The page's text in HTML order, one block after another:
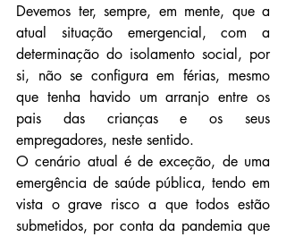
Devemos ter, sempre, em mente, que a
atual situação emergencial, com a
determinação do isolamento social, por
si, não se configura em férias, mesmo
que tenha havido um arranjo entre os
pais das crianças e os seus
empregadores, neste sentido.
O cenário atual é de exceção, de uma
emergência de saúde pública, tendo em
vista o grave risco a que todos estão
submetidos, por conta da pandemia que